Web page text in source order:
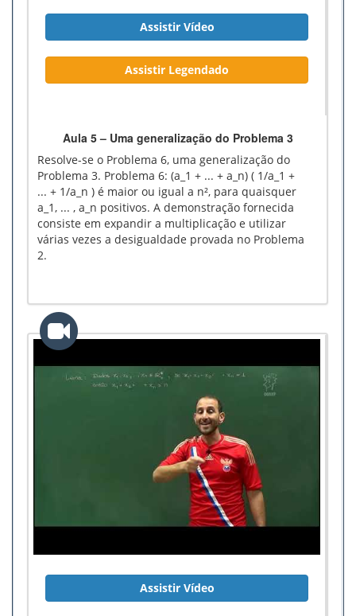
Assistir Vídeo
Assistir Legendado
Aula 5 – Uma generalização do Problema 3
Resolve-se o Problema 6, uma generalização do
Problema 3. Problema 6: (a_1 + ... + a_n) ( 1/a_1 +
... + 1/a_n ) é maior ou igual a n², para quaisquer
a_1, ... , a_n positivos. A demonstração fornecida
consiste em expandir a multiplicação e utilizar
várias vezes a desigualdade provada no Problema
2.
Assistir Vídeo